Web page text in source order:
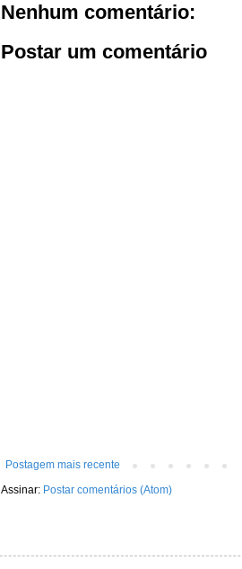
Nenhum comentário:
Postar um comentário
Postagem mais recente
Assinar: Postar comentários (Atom)